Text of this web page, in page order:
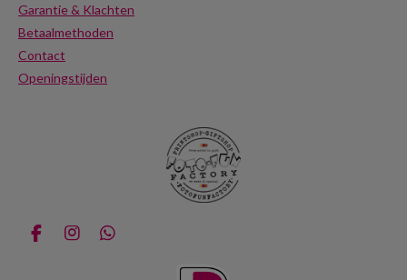
Garantie & Klachten
Betaalmethoden
Contact
Openingstijden
F
I
W